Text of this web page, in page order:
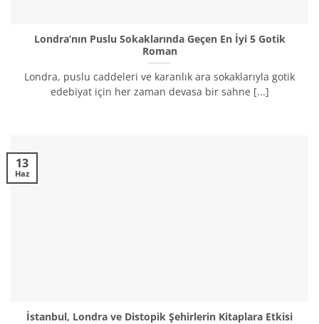
Londra’nın Puslu Sokaklarında Geçen En İyi 5 Gotik
Roman
Londra, puslu caddeleri ve karanlık ara sokaklarıyla gotik
edebiyat için her zaman devasa bir sahne [...]
İstanbul, Londra ve Distopik Şehirlerin Kitaplara Etkisi
13
Haz